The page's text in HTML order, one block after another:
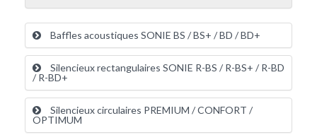
Baffles acoustiques SONIE BS / BS+ / BD / BD+
Silencieux rectangulaires SONIE R-BS / R-BS+ / R-BD
/ R-BD+
Silencieux circulaires PREMIUM / CONFORT /
OPTIMUM